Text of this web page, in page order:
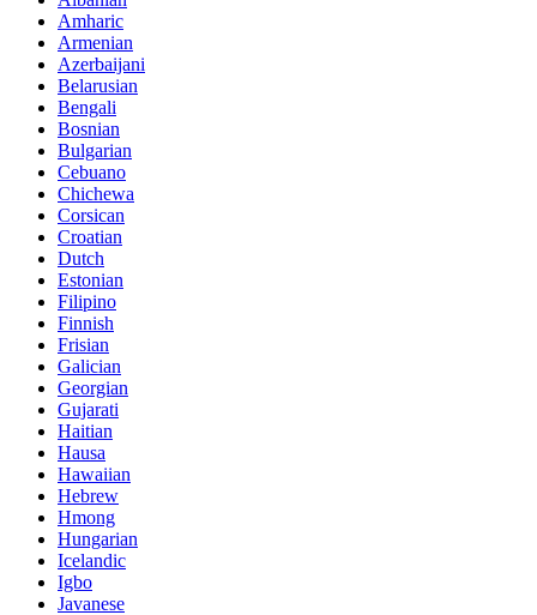
Amharic
Armenian
Azerbaijani
Belarusian
Bengali
Bosnian
Bulgarian
Cebuano
Chichewa
Corsican
Croatian
Dutch
Estonian
Filipino
Finnish
Frisian
Galician
Georgian
Gujarati
Haitian
Hausa
Hawaiian
Hebrew
Hmong
Hungarian
Icelandic
Igbo
Javanese